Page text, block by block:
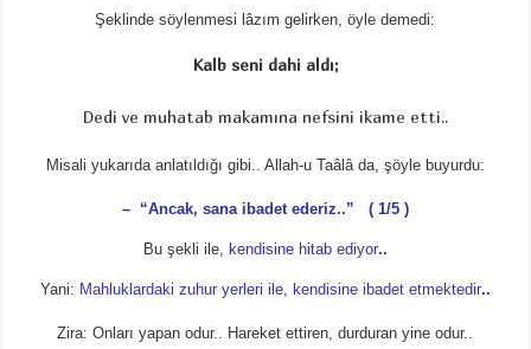
Şeklinde söylenmesi lâzım gelirken, öyle demedi:
Kalb seni dahi aldı;
Dedi ve muhatab makamına nefsini ikame etti..
Misali yukarıda anlatıldığı gibi.. Allah-u Taâlâ da, şöyle buyurdu:
– “Ancak, sana ibadet ederiz..” ( 1/5 )
Bu şekli ile, kendisine hitab ediyor..
Yani: Mahluklardaki zuhur yerleri ile, kendisine ibadet etmektedir..
Zira: Onları yapan odur.. Hareket ettiren, durduran yine odur..